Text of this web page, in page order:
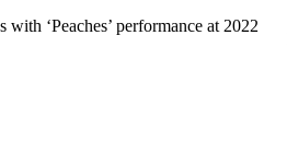
‘Peaches’ performance at 2022